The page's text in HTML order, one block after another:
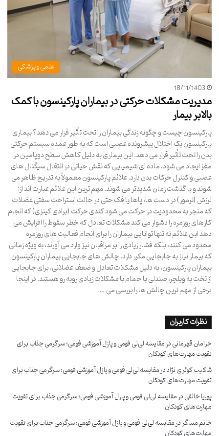
علمی و پزشکی
18/11/1403
مدیریت مشکلات حرکتی در بیماران پارکینسون با کمک
بالابر بیمار
پارکینسون چیست و چگونه زندگی بیماران را تحت تأثیر قرار می دهد؟ بیماری
پارکینسون یک اختلال پیشرونده عصبی است که به طور عمده سیستم حرکتی
بدن را تحت تأثیر قرار می دهد. این بیماری به دلیل کاهش سطح دوپامین در
مغز ایجاد می شود، ماده ای شیمیایی که نقش حیاتی در انتقال سیگنال های
عصبی و کنترل حرکات بدن دارد. علائم پارکینسون معمولاً به تدریج ظاهر می
شوند و با گذشت زمان شدیدتر می شوند. مهم ترین این علائم عبارت اند از:
لرزش (ترمور) در دست ها، پاها یا فک حتی در حالت استراحت سفتی عضلات
که منجر به محدودیت در حرکت می شود کندی حرکت (برادی کینزی) که انجام
کارهای روزمره را دشوار می کند مشکلات تعادل که خطر سقوط را افزایش می
دهد این علائم نه تنها توانایی بیماران را برای انجام فعالیت های روزمره
محدود می کنند، بلکه فشار زیادی را بر مراقبان نیز وارد می آورند، به ویژه زمانی
که بیمار نیاز به جابجایی مکرر دارد. چالش های جابجایی بیماران پارکینسون
بیماران پارکینسون، به دلیل مشکلات تعادل و ضعف عضلانی، برای جابجایی
از تخت به ویلچر، صندلی یا حمام با مشکلات زیادی روبه رو هستند. در اینجا
برخی از مهم ترین چالش ها را بررسی می …
نظرات کاربران
خرامان قهرمانیدرمقایسه لی‌لی فومی و پازل آموزشی فومی؛ سرگرمی جذاب برای
تقویت مهارت‌های کودکان
شکیب کوثری نژاددرمقایسه لی‌لی فومی و پازل آموزشی فومی؛ سرگرمی جذاب برای
تقویت مهارت‌های کودکان
پوریا خالقیدرمقایسه لی‌لی فومی و پازل آموزشی فومی؛ سرگرمی جذاب برای تقویت
مهارت‌های کودکان
خانم مسگردرمقایسه لی‌لی فومی و پازل آموزشی فومی؛ سرگرمی جذاب برای تقویت
مهارت‌های کودکان